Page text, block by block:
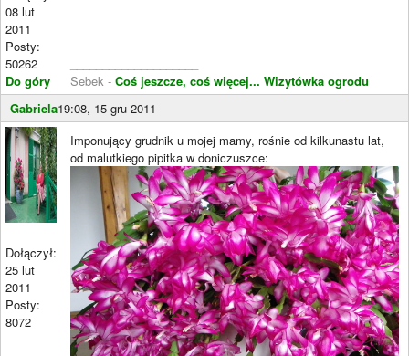
08 lut
2011
Posty:
50262
Do góry
Sebek - Coś jeszcze, coś więcej... Wizytówka ogrodu
Gabriela19:08, 15 gru 2011
Dołączył:
25 lut
2011
Posty:
8072
Imponujący grudnik u mojej mamy, rośnie od kilkunastu lat,
od malutkiego pipitka w doniczuszce: